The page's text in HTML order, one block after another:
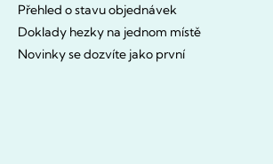
Přehled o stavu objednávek
Doklady hezky na jednom místě
Novinky se dozvíte jako první